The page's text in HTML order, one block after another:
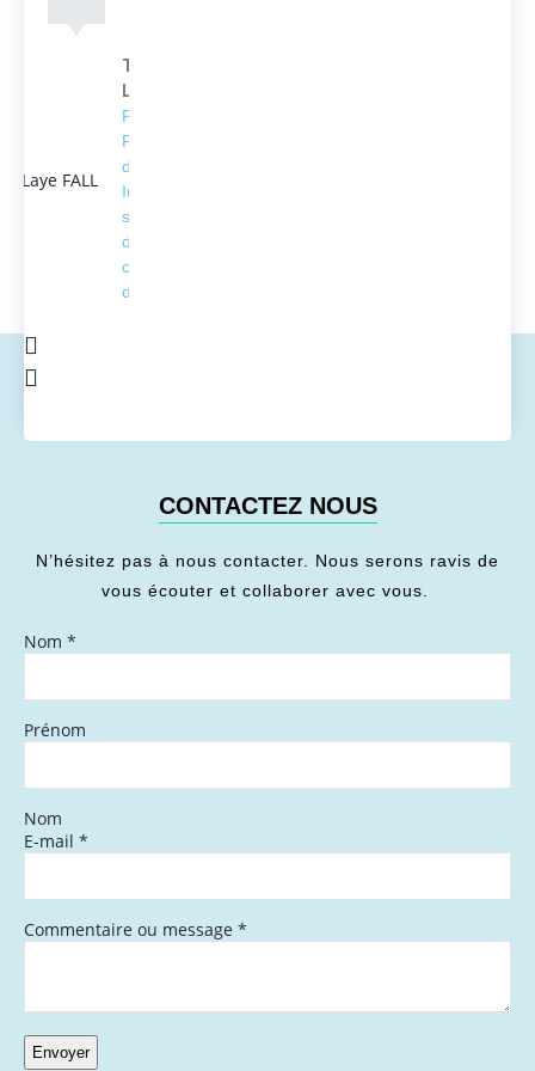
Thierno
Laye FALL
Président
Fondateur
d'ACTEDUS,
Ingénieur
spécialisé
dans la
conversion
de l'énergie
CONTACTEZ NOUS
N’hésitez pas à nous contacter. Nous serons ravis de
vous écouter et collaborer avec vous.
Nom *
Prénom
Nom
E-mail *
Commentaire ou message *
Envoyer